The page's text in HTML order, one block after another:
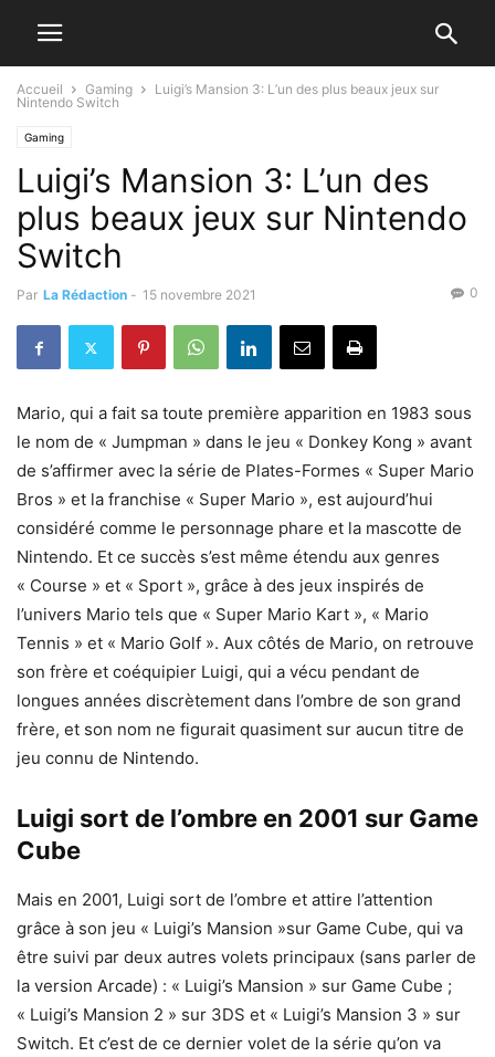
Accueil Gaming
Luigi’s Mansion 3: L’un des plus beaux jeux sur
Nintendo Switch
Gaming
Luigi’s Mansion 3: L’un des
plus beaux jeux sur Nintendo
Switch
Par La Rédaction - 15 novembre 2021 0
Mario, qui a fait sa toute première apparition en 1983 sous
le nom de « Jumpman » dans le jeu « Donkey Kong » avant
de s’affirmer avec la série de Plates-Formes « Super Mario
Bros » et la franchise « Super Mario », est aujourd’hui
considéré comme le personnage phare et la mascotte de
Nintendo. Et ce succès s’est même étendu aux genres
« Course » et « Sport », grâce à des jeux inspirés de
l’univers Mario tels que « Super Mario Kart », « Mario
Tennis » et « Mario Golf ». Aux côtés de Mario, on retrouve
son frère et coéquipier Luigi, qui a vécu pendant de
longues années discrètement dans l’ombre de son grand
frère, et son nom ne figurait quasiment sur aucun titre de
jeu connu de Nintendo.
Luigi sort de l’ombre en 2001 sur Game
Cube
Mais en 2001, Luigi sort de l’ombre et attire l’attention
grâce à son jeu « Luigi’s Mansion »sur Game Cube, qui va
être suivi par deux autres volets principaux (sans parler de
la version Arcade) : « Luigi’s Mansion » sur Game Cube ;
« Luigi’s Mansion 2 » sur 3DS et « Luigi’s Mansion 3 » sur
Switch. Et c’est de ce dernier volet de la série qu’on va